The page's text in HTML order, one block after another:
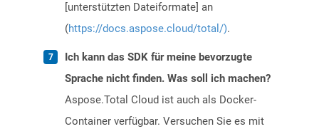
[unterstützten Dateiformate] an
(https://docs.aspose.cloud/total/).
Ich kann das SDK für meine bevorzugte
Sprache nicht finden. Was soll ich machen?
Aspose.Total Cloud ist auch als Docker-
Container verfügbar. Versuchen Sie es mit